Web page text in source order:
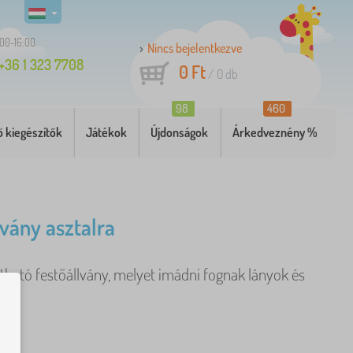
16:00
1 323 7708
Nincs bejelentkezve
0 Ft/ 0 db
kiegészítők Játékok Újdonságok
98
Árkedveznény %
460
asztalra
festőállvány, melyet imádni fognak lányok és